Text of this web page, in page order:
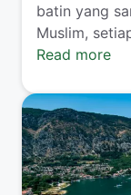
batin yang
Muslim,
Read more